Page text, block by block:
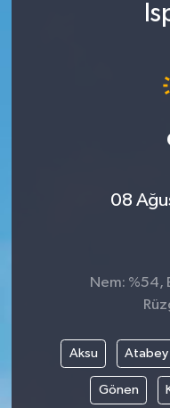
08
Nem: %54,
Aksu Atabey
Gönen